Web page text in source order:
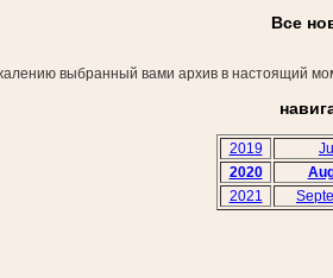
Все
выбранный вами архив в настоящий
2019
2020
2021